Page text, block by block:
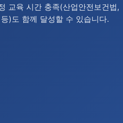
교육 시간 충족(산업안전보건법,
)도 함께 달성할 수 있습니다.